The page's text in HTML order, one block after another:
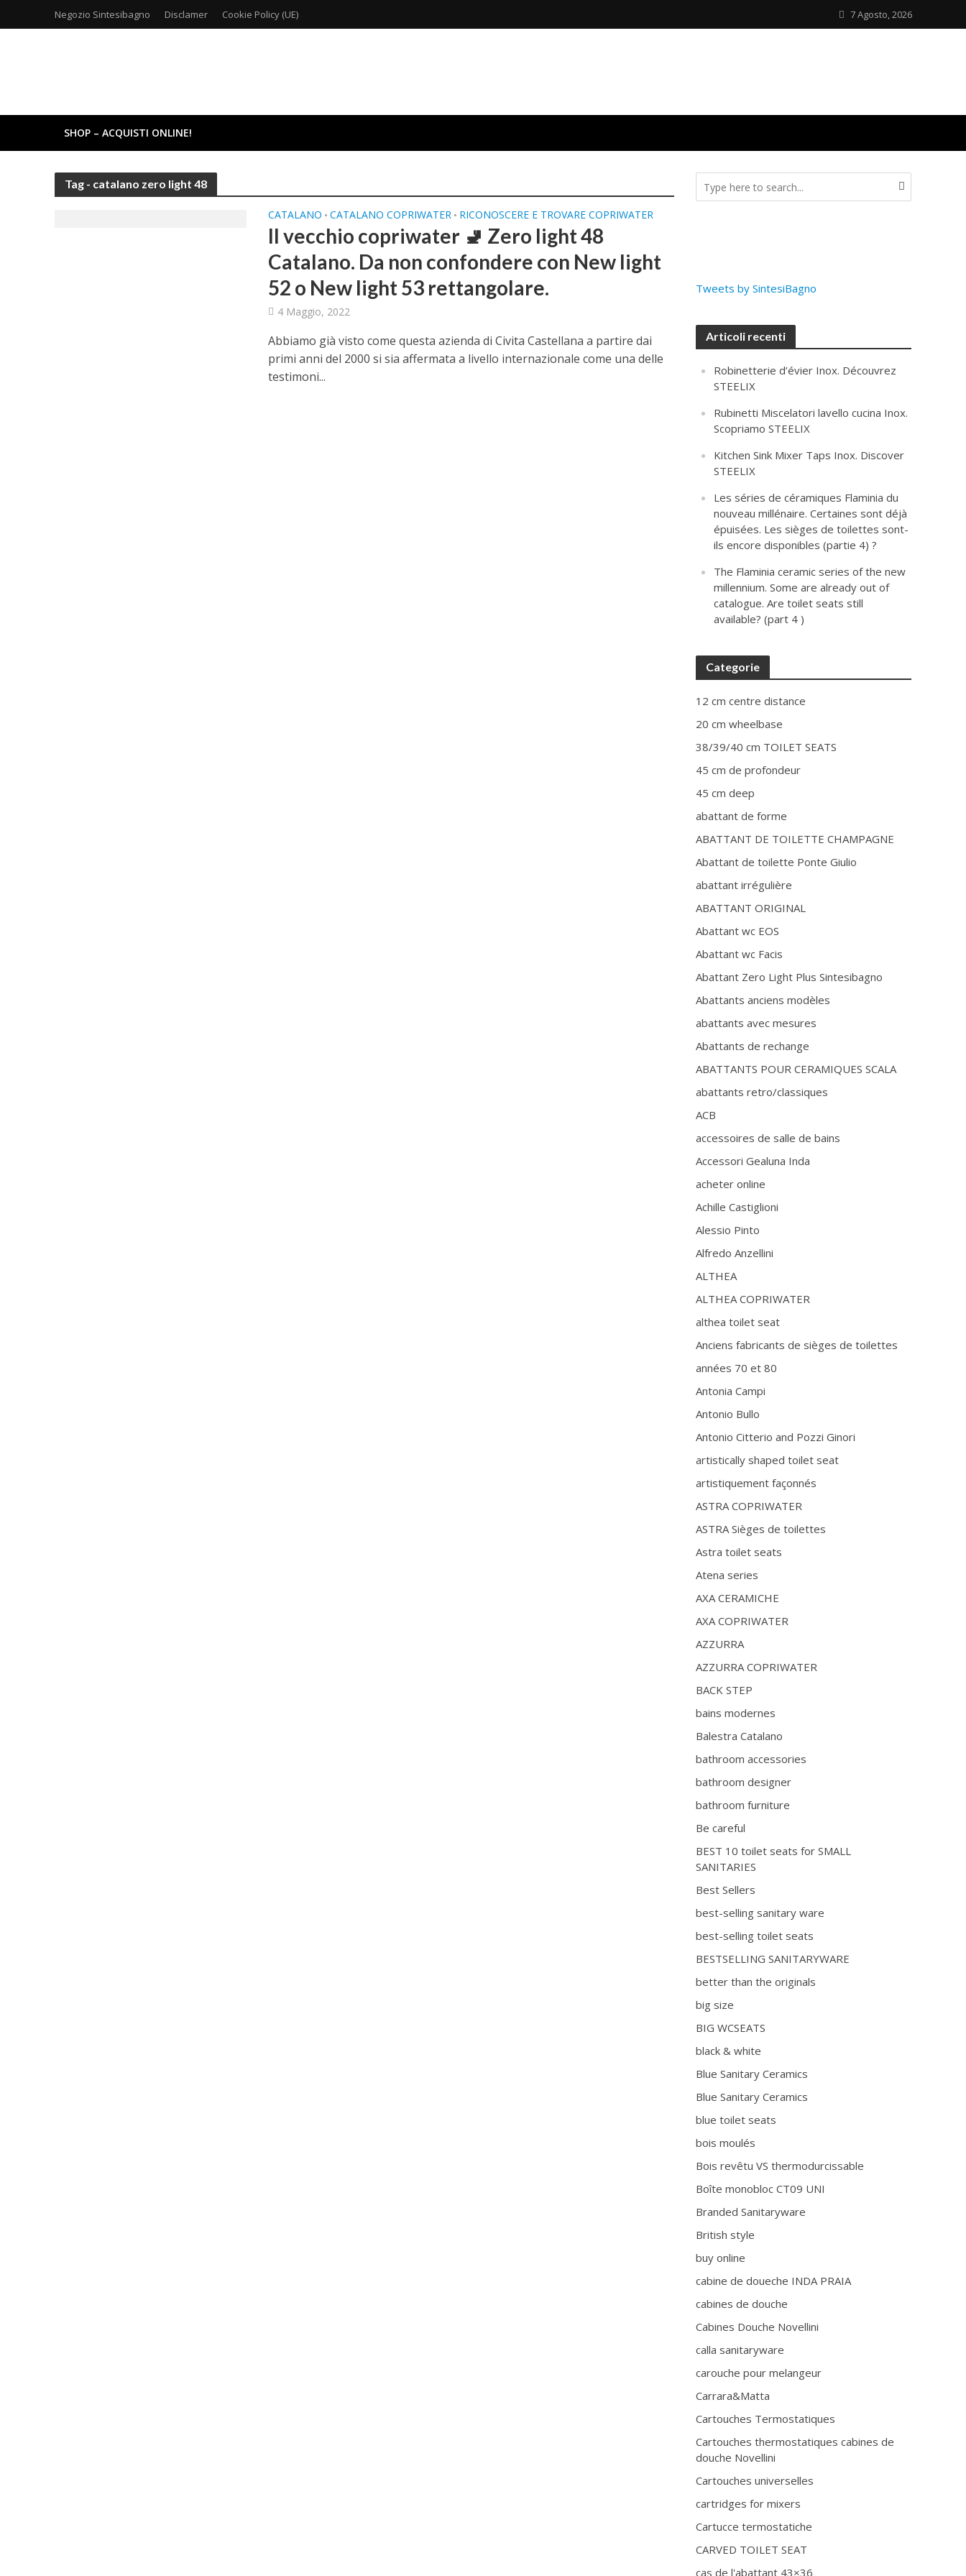
Negozio Sintesibagno Disclamer Cookie Policy (UE) 7 Agosto, 2026
SHOP – ACQUISTI ONLINE!
Tag - catalano zero light 48
CATALANO • CATALANO COPRIWATER • RICONOSCERE E TROVARE COPRIWATER
Il vecchio copriwater 🚽 Zero light 48
Catalano. Da non confondere con New light
52 o New light 53 rettangolare.
4 Maggio, 2022
Abbiamo già visto come questa azienda di Civita Castellana a partire dai
primi anni del 2000 si sia affermata a livello internazionale come una delle
testimoni...
Tweets by SintesiBagno
Articoli recenti
Robinetterie d’évier Inox. Découvrez
STEELIX
Rubinetti Miscelatori lavello cucina Inox.
Scopriamo STEELIX
Kitchen Sink Mixer Taps Inox. Discover
STEELIX
Les séries de céramiques Flaminia du
nouveau millénaire. Certaines sont déjà
épuisées. Les sièges de toilettes sont-
ils encore disponibles (partie 4) ?
The Flaminia ceramic series of the new
millennium. Some are already out of
catalogue. Are toilet seats still
available? (part 4 )
Categorie
12 cm centre distance
20 cm wheelbase
38/39/40 cm TOILET SEATS
45 cm de profondeur
45 cm deep
abattant de forme
ABATTANT DE TOILETTE CHAMPAGNE
Abattant de toilette Ponte Giulio
abattant irrégulière
ABATTANT ORIGINAL
Abattant wc EOS
Abattant wc Facis
Abattant Zero Light Plus Sintesibagno
Abattants anciens modèles
abattants avec mesures
Abattants de rechange
ABATTANTS POUR CERAMIQUES SCALA
abattants retro/classiques
ACB
accessoires de salle de bains
Accessori Gealuna Inda
acheter online
Achille Castiglioni
Alessio Pinto
Alfredo Anzellini
ALTHEA
ALTHEA COPRIWATER
althea toilet seat
Anciens fabricants de sièges de toilettes
années 70 et 80
Antonia Campi
Antonio Bullo
Antonio Citterio and Pozzi Ginori
artistically shaped toilet seat
artistiquement façonnés
ASTRA COPRIWATER
ASTRA Sièges de toilettes
Astra toilet seats
Atena series
AXA CERAMICHE
AXA COPRIWATER
AZZURRA
AZZURRA COPRIWATER
BACK STEP
bains modernes
Balestra Catalano
bathroom accessories
bathroom designer
bathroom furniture
Be careful
BEST 10 toilet seats for SMALL
SANITARIES
Best Sellers
best-selling sanitary ware
best-selling toilet seats
BESTSELLING SANITARYWARE
better than the originals
big size
BIG WCSEATS
black & white
Blue Sanitary Ceramics
Blue Sanitary Ceramics
blue toilet seats
bois moulés
Bois revêtu VS thermodurcissable
Boîte monobloc CT09 UNI
Branded Sanitaryware
British style
buy online
cabine de doueche INDA PRAIA
cabines de douche
Cabines Douche Novellini
calla sanitaryware
carouche pour melangeur
Carrara&Matta
Cartouches Termostatiques
Cartouches thermostatiques cabines de
douche Novellini
Cartouches universelles
cartridges for mixers
Cartucce termostatiche
CARVED TOILET SEAT
cas de l'abattant 43×36